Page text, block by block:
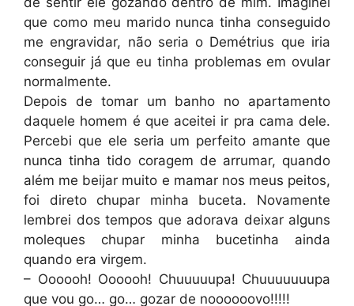
que como meu marido nunca tinha conseguido
me engravidar, não seria o Demétrius que iria
conseguir já que eu tinha problemas em ovular
normalmente.
Depois de tomar um banho no apartamento
daquele homem é que aceitei ir pra cama dele.
Percebi que ele seria um perfeito amante que
nunca tinha tido coragem de arrumar, quando
além me beijar muito e mamar nos meus peitos,
foi direto chupar minha buceta. Novamente
lembrei dos tempos que adorava deixar alguns
moleques chupar minha bucetinha ainda
quando era virgem.
– Oooooh! Oooooh! Chuuuuupa! Chuuuuuuupa
que vou go… go… gozar de noooooovo!!!!!